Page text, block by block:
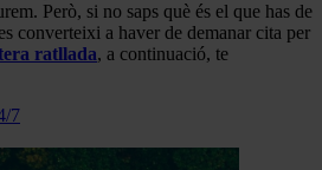
Però, si no saps què és el que has de
converteixi a haver de demanar cita per
ratllada, a continuació, te
7